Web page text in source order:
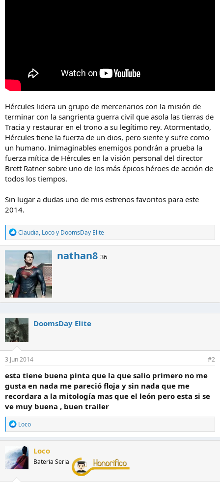
Hércules lidera un grupo de mercenarios con la misión de
terminar con la sangrienta guerra civil que asola las tierras de
Tracia y restaurar en el trono a su legítimo rey. Atormentado,
Hércules tiene la fuerza de un dios, pero siente y sufre como
un humano. Inimaginables enemigos pondrán a prueba la
fuerza mítica de Hércules en la visión personal del director
Brett Ratner sobre uno de los más épicos héroes de acción de
todos los tiempos.
Sin lugar a dudas uno de mis estrenos favoritos para este
2014.
R
e
a
i
o
n
e
s
Claudia, Locoy DoomsDay Elite
E
s
o
o
nathan8 36
DoomsDay Elite
3 Jun 2014 #2
esta tiene buena pinta que la que salio primero no me
gusta en nada me pareció floja y sin nada que me
recordara a la mitología mas que el león pero esta si se
ve muy buena , buen trailer
R
e
a
c
c
i
o
n
Loco
Loco
Bateria Seria